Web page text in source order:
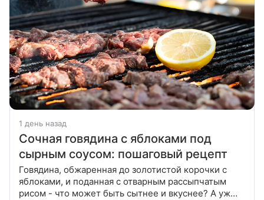
1 день назад
Сочная говядина с яблоками под
сырным соусом: пошаговый рецепт
Говядина, обжаренная до золотистой корочки с
яблоками, и поданная с отварным рассыпчатым
рисом - что может быть сытнее и вкуснее? А уж